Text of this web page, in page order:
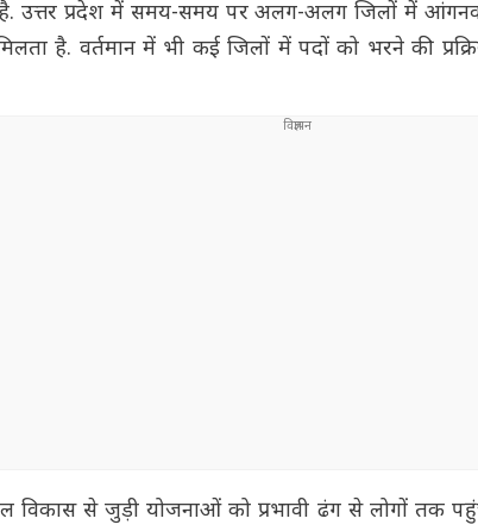
उत्तर प्रदेश में समय-समय पर अलग-अलग जिलों में
है. वर्तमान में भी कई जिलों में पदों को भरने की
विकास से जुड़ी योजनाओं को प्रभावी ढंग से लोगों तक